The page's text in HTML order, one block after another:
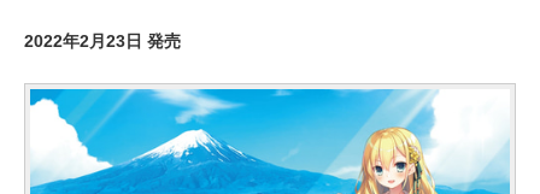
2022年2月23日 発売